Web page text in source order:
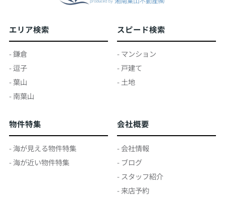
エリア検索
- 鎌倉
- 逗子
- 葉山
- 南葉山
スピード検索
- マンション
- 戸建て
- 土地
物件特集
- 海が見える物件特集
- 海が近い物件特集
会社概要
- 会社情報
- ブログ
- スタッフ紹介
- 来店予約